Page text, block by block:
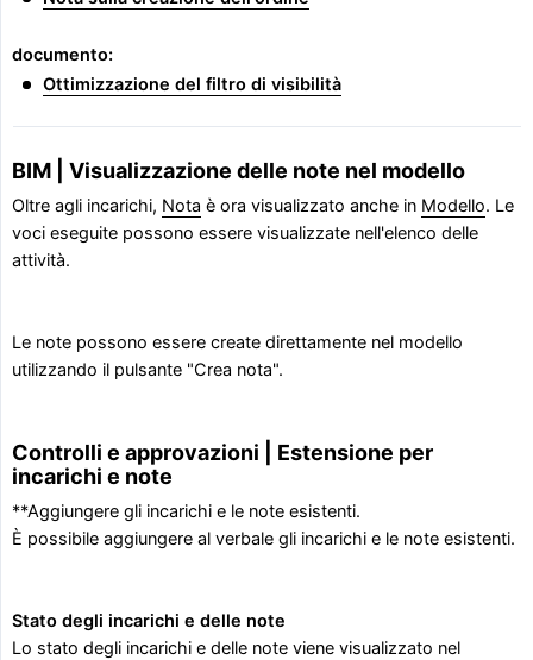
documento:
Ottimizzazione del filtro di visibilità
BIM | Visualizzazione delle note nel modello
Oltre agli incarichi, Nota è ora visualizzato anche in Modello. Le
voci eseguite possono essere visualizzate nell'elenco delle
attività.
Le note possono essere create direttamente nel modello
utilizzando il pulsante "Crea nota".
Controlli e approvazioni | Estensione per
incarichi e note
**Aggiungere gli incarichi e le note esistenti.
È possibile aggiungere al verbale gli incarichi e le note esistenti.
Stato degli incarichi e delle note
Lo stato degli incarichi e delle note viene visualizzato nel